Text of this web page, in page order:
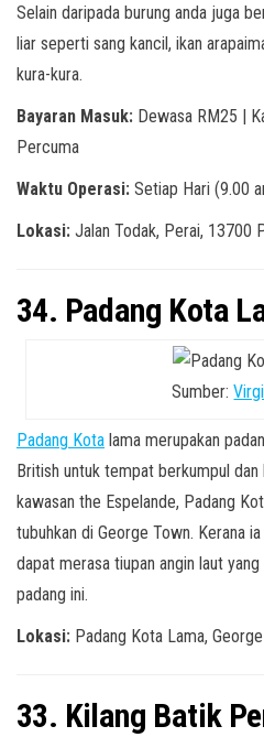
Selain daripada burung anda juga
liar seperti sang kancil, ikan
kura-kura.
Bayaran Masuk: Dewasa RM25 |
Percuma
Waktu Operasi: Setiap Hari (9.00
Lokasi: Jalan Todak, Perai, 13700
34. Padang Kota
Sumber:
Padang Kota lama merupakan
British untuk tempat berkumpul
kawasan the Espelande, Padang
tubuhkan di George Town. Kerana
dapat merasa tiupan angin laut
padang ini.
Lokasi: Padang Kota Lama,
33. Kilang Batik